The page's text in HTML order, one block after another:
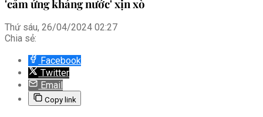
'cảm ứng kháng nước' xịn xò
Thứ sáu, 26/04/2024 02:27
Chia sẻ:
Facebook
Twitter
Email
Copy link